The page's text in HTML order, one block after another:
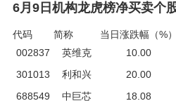
6月9日机构龙虎榜净买卖个
代码 简称 当日涨跌幅（%）
002837
英维克 10.00
301013
利和兴 20.00
688549
中巨芯 18.08